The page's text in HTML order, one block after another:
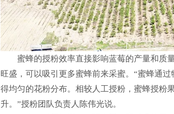
蜜蜂的授粉效率直接影响蓝莓的产量和质
旺盛，可以吸引更多蜜蜂前来采蜜。“蜜蜂通
得均匀的花粉分布。相较人工授粉，蜜蜂授粉
升。”授粉团队负责人陈伟光说。